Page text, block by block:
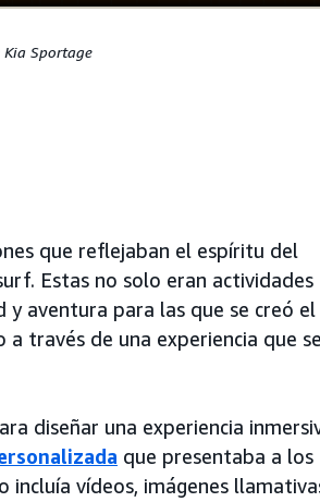
Sportage
que reflejaban el espíritu del
Estas no solo eran actividades
aventura para las que se creó el
través de una experiencia que se
diseñar una experiencia
que presentaba a los
incluía vídeos, imágenes